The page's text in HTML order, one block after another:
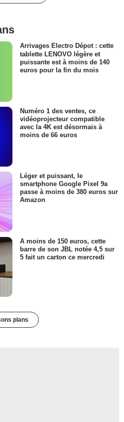
Arrivages Electro Dépot : cette
tablette LENOVO légère et
puissante est à moins de 140
euros pour la fin du mois
Numéro 1 des ventes, ce
vidéoprojecteur compatible
avec la 4K est désormais à
moins de 66 euros
Léger et puissant, le
smartphone Google Pixel 9a
passe à moins de 380 euros sur
Amazon
A moins de 150 euros, cette
barre de son JBL notée 4,5 sur
5 fait un carton ce mercredi
plans